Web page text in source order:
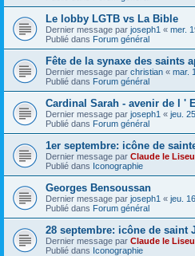
Le lobby LGTB vs La Bible
Dernier message par joseph1 « mer.
Publié dans Forum général
Fête de la synaxe des saints
Dernier message par christian « mar.
Publié dans Forum général
Cardinal Sarah - avenir de l '
Dernier message par joseph1 « jeu.
Publié dans Forum général
1er septembre: icône de
Dernier message par Claude le
Publié dans Iconographie
Georges Bensoussan
Dernier message par joseph1 « jeu.
Publié dans Forum général
28 septembre: icône de saint
Dernier message par Claude le
Publié dans Iconographie